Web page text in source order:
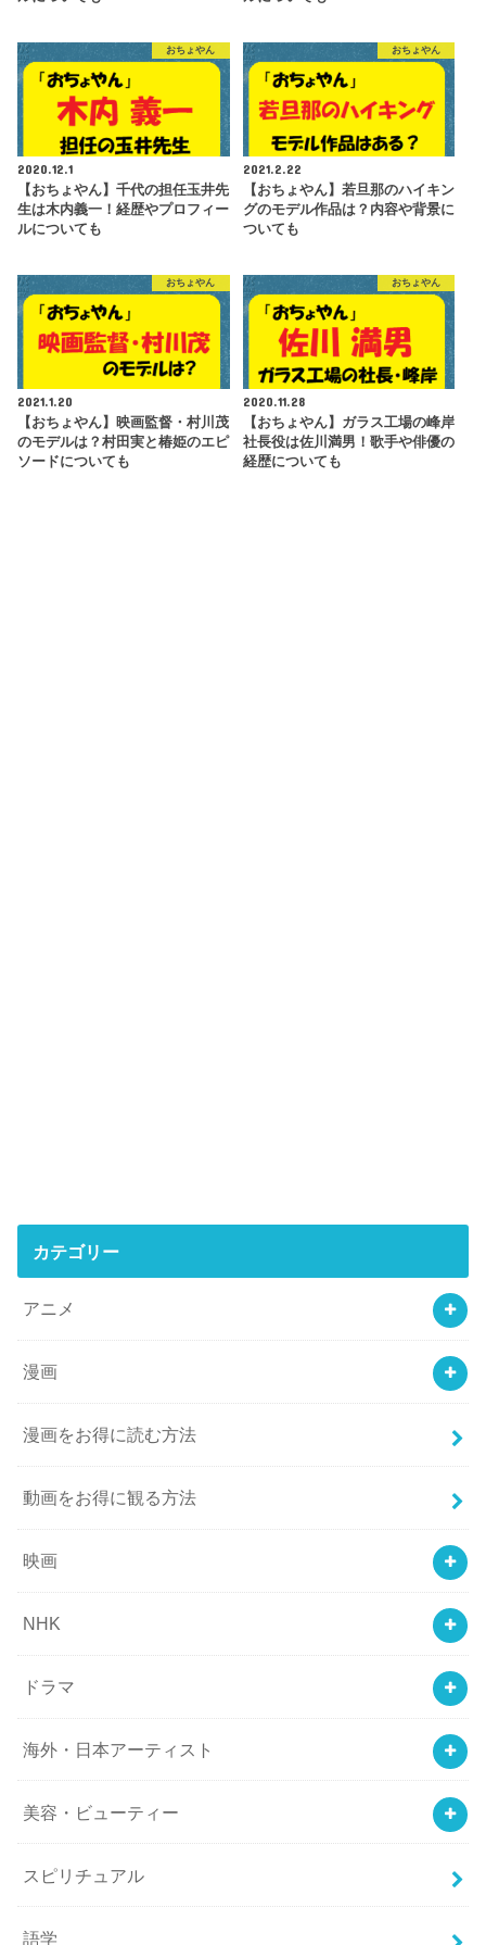
おちょやん
2020.12.1
【おちょやん】千代の担任玉井先
生は木内義一！経歴やプロフィー
ルについても
おちょやん
2021.2.22
【おちょやん】若旦那のハイキン
グのモデル作品は？内容や背景に
ついても
おちょやん
2021.1.20
【おちょやん】映画監督・村川茂
のモデルは？村田実と椿姫のエピ
ソードについても
おちょやん
2020.11.28
【おちょやん】ガラス工場の峰岸
社長役は佐川満男！歌手や俳優の
経歴についても
カテゴリー
アニメ
漫画
漫画をお得に読む方法
動画をお得に観る方法
映画
NHK
ドラマ
海外・日本アーティスト
美容・ビューティー
スピリチュアル
語学